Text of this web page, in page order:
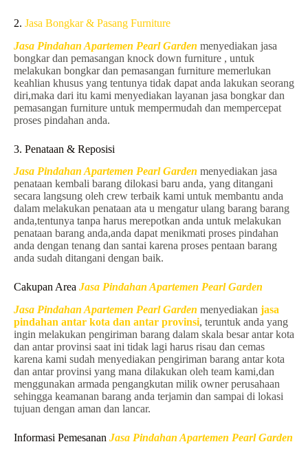
2. Jasa Bongkar & Pasang Furniture
Jasa Pindahan Apartemen Pearl Garden menyediakan jasa
bongkar dan pemasangan knock down furniture , untuk
melakukan bongkar dan pemasangan furniture memerlukan
keahlian khusus yang tentunya tidak dapat anda lakukan seorang
diri,maka dari itu kami menyediakan layanan jasa bongkar dan
pemasangan furniture untuk mempermudah dan mempercepat
proses pindahan anda.
3. Penataan & Reposisi
Jasa Pindahan Apartemen Pearl Garden menyediakan jasa
penataan kembali barang dilokasi baru anda, yang ditangani
secara langsung oleh crew terbaik kami untuk membantu anda
dalam melakukan penataan ata u mengatur ulang barang barang
anda,tentunya tanpa harus merepotkan anda untuk melakukan
penataan barang anda,anda dapat menikmati proses pindahan
anda dengan tenang dan santai karena proses pentaan barang
anda sudah ditangani dengan baik.
Cakupan Area Jasa Pindahan Apartemen Pearl Garden
Jasa Pindahan Apartemen Pearl Garden menyediakan jasa
pindahan antar kota dan antar provinsi, teruntuk anda yang
ingin melakukan pengiriman barang dalam skala besar antar kota
dan antar provinsi saat ini tidak lagi harus risau dan cemas
karena kami sudah menyediakan pengiriman barang antar kota
dan antar provinsi yang mana dilakukan oleh team kami,dan
menggunakan armada pengangkutan milik owner perusahaan
sehingga keamanan barang anda terjamin dan sampai di lokasi
tujuan dengan aman dan lancar.
Informasi Pemesanan Jasa Pindahan Apartemen Pearl Garden